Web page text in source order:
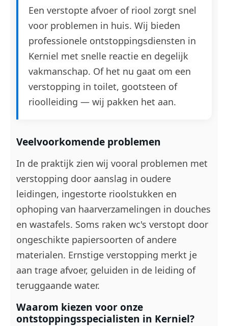
Een verstopte afvoer of riool zorgt snel
voor problemen in huis. Wij bieden
professionele ontstoppingsdiensten in
Kerniel met snelle reactie en degelijk
vakmanschap. Of het nu gaat om een
verstopping in toilet, gootsteen of
rioolleiding — wij pakken het aan.
Veelvoorkomende problemen
In de praktijk zien wij vooral problemen met
verstopping door aanslag in oudere
leidingen, ingestorte rioolstukken en
ophoping van haarverzamelingen in douches
en wastafels. Soms raken wc's verstopt door
ongeschikte papiersoorten of andere
materialen. Ernstige verstopping merkt je
aan trage afvoer, geluiden in de leiding of
teruggaande water.
Waarom kiezen voor onze
ontstoppingsspecialisten in Kerniel?